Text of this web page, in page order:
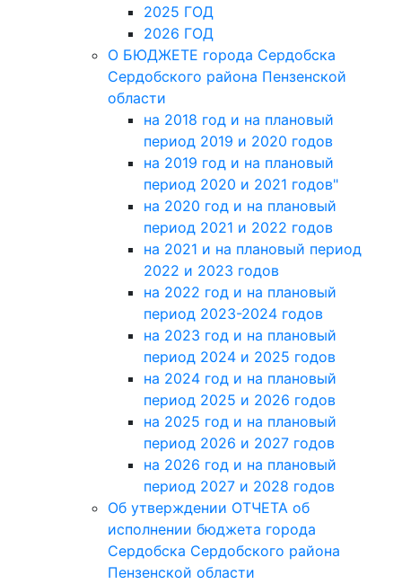
2025 ГОД
2026 ГОД
О БЮДЖЕТЕ города Сердобска
Сердобского района Пензенской
области
на 2018 год и на плановый
период 2019 и 2020 годов
на 2019 год и на плановый
период 2020 и 2021 годов"
на 2020 год и на плановый
период 2021 и 2022 годов
на 2021 и на плановый период
2022 и 2023 годов
на 2022 год и на плановый
период 2023-2024 годов
на 2023 год и на плановый
период 2024 и 2025 годов
на 2024 год и на плановый
период 2025 и 2026 годов
на 2025 год и на плановый
период 2026 и 2027 годов
на 2026 год и на плановый
период 2027 и 2028 годов
Об утверждении ОТЧЕТА об
исполнении бюджета города
Сердобска Сердобского района
Пензенской области